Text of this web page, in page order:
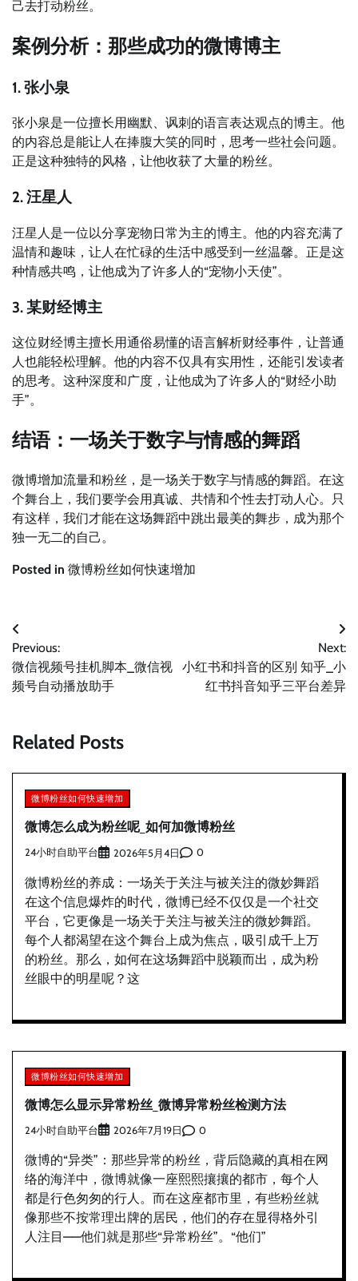
己去打动粉丝。
案例分析：那些成功的微博博主
1. 张小泉
张小泉是一位擅长用幽默、讽刺的语言表达观点的博主。他
的内容总是能让人在捧腹大笑的同时，思考一些社会问题。
正是这种独特的风格，让他收获了大量的粉丝。
2. 汪星人
汪星人是一位以分享宠物日常为主的博主。他的内容充满了
温情和趣味，让人在忙碌的生活中感受到一丝温馨。正是这
种情感共鸣，让他成为了许多人的“宠物小天使”。
3. 某财经博主
这位财经博主擅长用通俗易懂的语言解析财经事件，让普通
人也能轻松理解。他的内容不仅具有实用性，还能引发读者
的思考。这种深度和广度，让他成为了许多人的“财经小助
手”。
结语：一场关于数字与情感的舞蹈
微博增加流量和粉丝，是一场关于数字与情感的舞蹈。在这
个舞台上，我们要学会用真诚、共情和个性去打动人心。只
有这样，我们才能在这场舞蹈中跳出最美的舞步，成为那个
独一无二的自己。
Posted in 微博粉丝如何快速增加
文
章
导
Previous:
微信视频号挂机脚本_微信视
频号自动播放助手
Next:
小红书和抖音的区别 知乎_小
红书抖音知乎三平台差异
Related Posts
微博粉丝如何快速增加
微博怎么成为粉丝呢_如何加微博粉丝
24小时自助平台 2026年5月4日 0
微博粉丝的养成：一场关于关注与被关注的微妙舞蹈
在这个信息爆炸的时代，微博已经不仅仅是一个社交
平台，它更像是一场关于关注与被关注的微妙舞蹈。
每个人都渴望在这个舞台上成为焦点，吸引成千上万
的粉丝。那么，如何在这场舞蹈中脱颖而出，成为粉
丝眼中的明星呢？这
微博粉丝如何快速增加
微博怎么显示异常粉丝_微博异常粉丝检测方法
24小时自助平台 2026年7月19日 0
微博的“异类”：那些异常的粉丝，背后隐藏的真相在网
络的海洋中，微博就像一座熙熙攘攘的都市，每个人
都是行色匆匆的行人。而在这座都市里，有些粉丝就
像那些不按常理出牌的居民，他们的存在显得格外引
人注目——他们就是那些“异常粉丝”。“他们”